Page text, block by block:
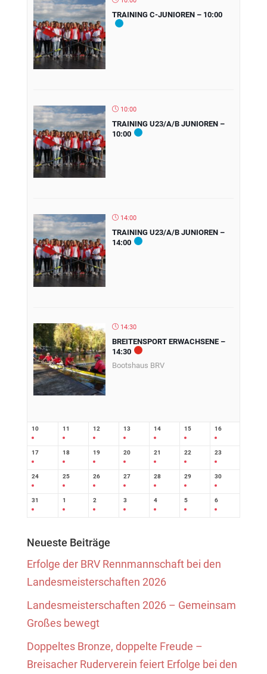
TRAINING C-JUNIOREN – 10:00
10:00
TRAINING U23/A/B JUNIOREN –
10:00
14:00
TRAINING U23/A/B JUNIOREN –
14:00
14:30
BREITENSPORT ERWACHSENE –
14:30
Bootshaus BRV
10 11 12 13 14 15 16
17 18 19 20 21 22 23
24 25 26 27 28 29 30
31 1 2 3 4 5 6
Neueste Beiträge
Erfolge der BRV Rennmannschaft bei den
Landesmeisterschaften 2026
Landesmeisterschaften 2026 – Gemeinsam
Großes bewegt
Doppeltes Bronze, doppelte Freude –
Breisacher Ruderverein feiert Erfolge bei den